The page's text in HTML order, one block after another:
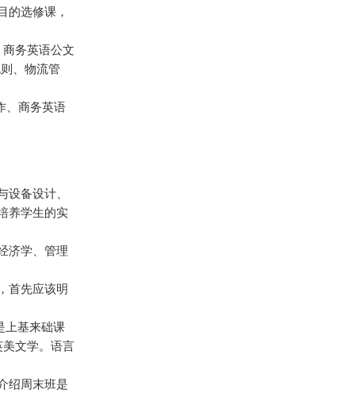
的选修课，
务英语公文
、物流管
、商务英语
备设计、
养学生的实
济学、管理
首先应该明
上基来础课
文学。语言
绍周末班是